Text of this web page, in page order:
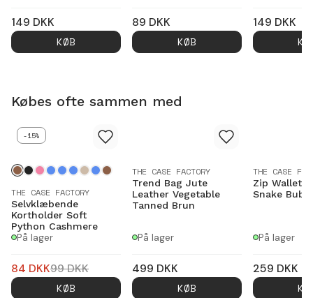
149 DKK
KØB
89 DKK
KØB
149 DKK
Købes ofte sammen med
-15%
THE CASE FACTORY
Selvklæbende
Kortholder Soft
Python Cashmere
På lager
84 DKK99DKK
KØB
THE CASE FACTORY
Trend Bag Jute
Leather Vegetable
Tanned Brun
På lager
499 DKK
KØB
THE CASE
Zip Wallet
Snake
På lager
259 DKK